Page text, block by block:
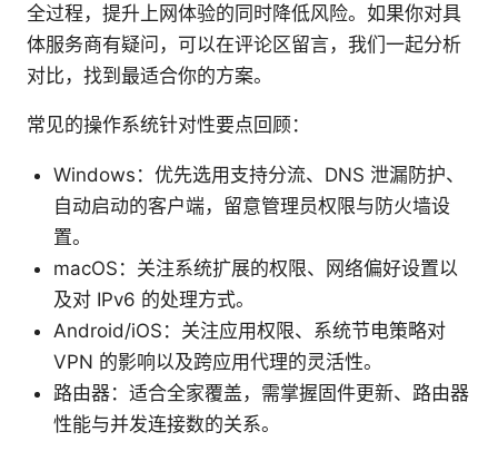
全过程，提升上网体验的同时降低风险。如果你对具
体服务商有疑问，可以在评论区留言，我们一起分析
对比，找到最适合你的方案。
常见的操作系统针对性要点回顾：
Windows：优先选用支持分流、DNS 泄漏防护、
自动启动的客户端，留意管理员权限与防火墙设
置。
macOS：关注系统扩展的权限、网络偏好设置以
及对 IPv6 的处理方式。
Android/iOS：关注应用权限、系统节电策略对
VPN 的影响以及跨应用代理的灵活性。
路由器：适合全家覆盖，需掌握固件更新、路由器
性能与并发连接数的关系。